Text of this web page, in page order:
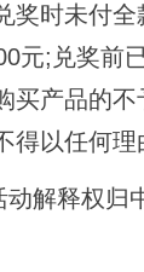
奖时未付
元;兑奖前
买产品的
得以任何理
解释权归